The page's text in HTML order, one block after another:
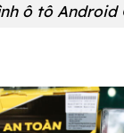
ô tô Android